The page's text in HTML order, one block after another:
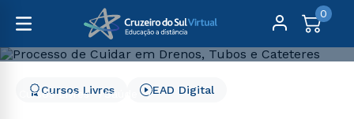
0
Cursos Livres
Saúde
Cursos Livres EAD Digital